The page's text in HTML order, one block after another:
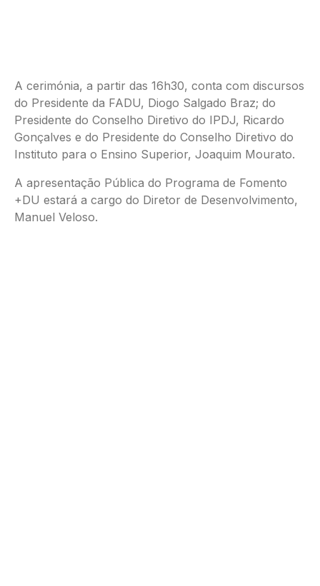
A cerimónia, a partir das 16h30, conta com discursos
do Presidente da FADU, Diogo Salgado Braz; do
Presidente do Conselho Diretivo do IPDJ, Ricardo
Gonçalves e do Presidente do Conselho Diretivo do
Instituto para o Ensino Superior, Joaquim Mourato.
A apresentação Pública do Programa de Fomento
+DU estará a cargo do Diretor de Desenvolvimento,
Manuel Veloso.